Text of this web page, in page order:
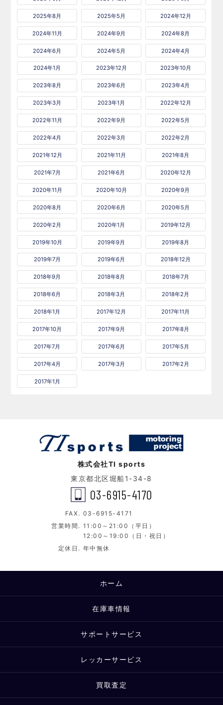
2025年8月 2025年5月 2024年12月
2024年11月 2024年9月 2024年8月
2024年6月 2024年5月 2024年4月
2024年1月 2023年12月 2023年10月
2023年8月 2023年6月 2023年4月
2023年3月 2023年1月 2022年12月
2022年11月 2022年9月 2022年5月
2022年4月 2022年3月 2022年2月
2021年12月 2021年11月 2021年8月
2021年7月 2021年6月 2020年12月
2020年11月 2020年10月 2020年9月
2020年8月 2020年6月 2020年5月
2020年2月 2020年1月 2019年12月
2019年10月 2019年9月 2019年8月
2019年7月 2019年6月 2018年12月
2018年9月 2018年8月 2018年7月
2018年6月 2018年3月 2018年2月
2018年1月 2017年12月 2017年11月
2017年10月 2017年9月 2017年8月
2017年7月 2017年6月 2017年5月
2017年4月 2017年3月 2017年2月
2017年1月
株式会社TI sports
東京都北区堀船1-34-8
03-6915-4170
FAX. 03-6915-4171
営業時間. 11:00～21:00（平日）
12:00～19:00（日・祝日）
定休日. 年中無休
ホーム
在庫車情報
サポートサービス
レッカーサービス
買取査定